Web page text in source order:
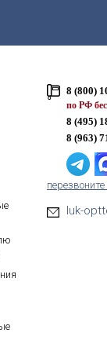
8 (800)
по РФ
8 (495)
8 (963)
luk-